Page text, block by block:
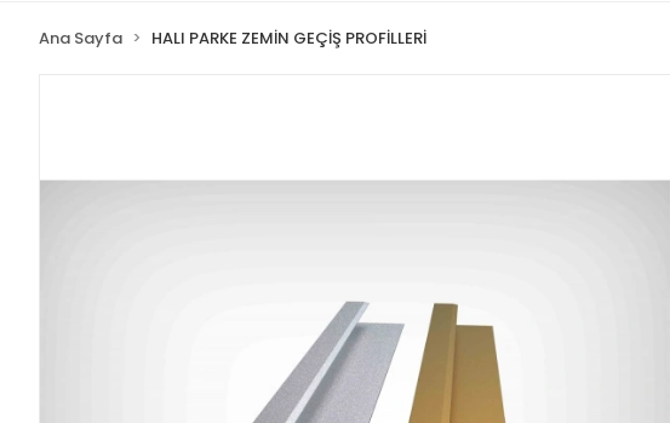
Ana Sayfa HALI PARKE ZEMİN GEÇİŞ PROFİLLERİ